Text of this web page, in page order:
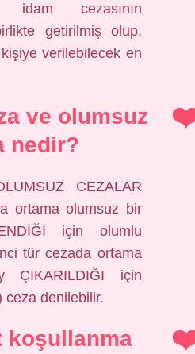
idam cezasının
getirilmiş olup,
verilebilecek en
ve olumsuz
nedir?
CEZALAR
ortama olumsuz bir
için olumlu
tür cezada ortama
ÇIKARILDIĞI için
ceza denilebilir.
koşullanma